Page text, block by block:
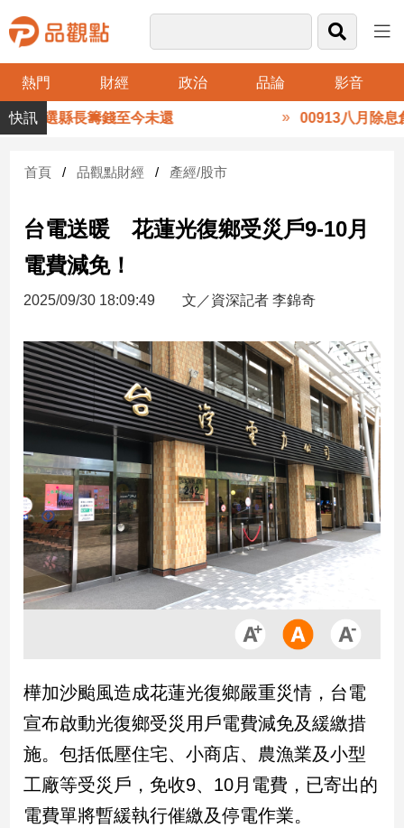
熱門 財經 政治 品論 影音
品
觀
財
台
財
新
產
經/
股
市
地
產
品
觀
點
政
治
焦
點
品
觀
民
選縣長籌錢至今未還 00913八月除息創
首頁 品觀點財經 產經/股市
台電送暖 花蓮光復鄉受災戶9-10月
電費減免！
2025/09/30 18:09:49 文／資深記者 李錦奇
樺加沙颱風造成花蓮光復鄉嚴重災情，台電
宣布啟動光復鄉受災用戶電費減免及緩繳措
施。包括低壓住宅、小商店、農漁業及小型
工廠等受災戶，免收9、10月電費，已寄出的
電費單將暫緩執行催繳及停電作業。